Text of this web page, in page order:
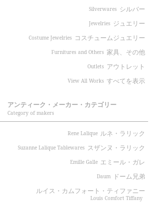
シルバー
Silverwares
ジュエリー
Jewelries
コスチュームジュエリー
Costume Jewelries
家具、その他
Furnitures and Others
アウトレット
Outlets
すべてを表示
View All Works
アンティーク・メーカー・カテゴリー
Category of makers
ルネ・ラリック
Rene Lalique
スザンヌ・ラリック
Suzanne Lalique Tablewares
エミール・ガレ
Emille Galle
ドーム兄弟
Daum
ルイス・カムフォート・ティファニー
Louis Comfort Tiffany